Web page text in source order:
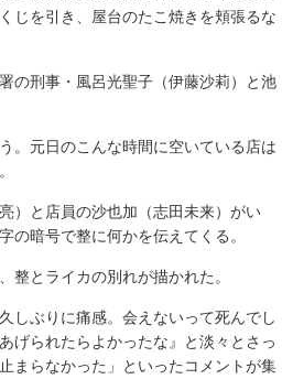
じを引き、屋台のたこ焼きを頬張るな
の刑事・風呂光聖子（伊藤沙莉）と池
。元日のこんな時間に空いている店は
）と店員の沙也加（志田未来）がい
の暗号で整に何かを伝えてくる。
とライカの別れが描かれた。
しぶりに痛感。会えないって死んでし
げられたらよかったな』と淡々とさっ
まらなかった」といったコメントが集